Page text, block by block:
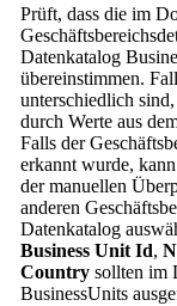
Prüft, dass die im
Datenkatalog
übereinstimmen.
unterschiedlich
durch Werte aus
Falls der
erkannt wurde,
der manuellen
anderen
Datenkatalog
Business Unit Id,
Country sollten im
BusinessUnits